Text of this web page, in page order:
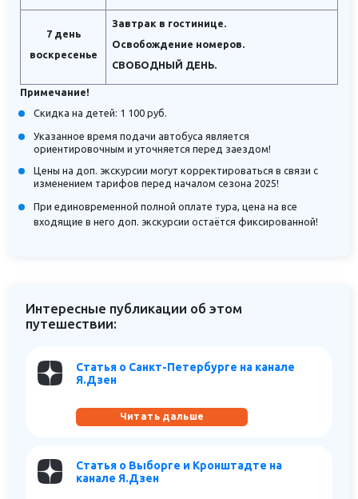
7 день
воскресенье
Завтрак в гостинице.
Освобождение номеров.
СВОБОДНЫЙ ДЕНЬ.
Примечание!
Скидка на детей: 1 100 руб.
Указанное время подачи автобуса является
ориентировочным и уточняется перед заездом!
Цены на доп. экскурсии могут корректироваться в связи с
изменением тарифов перед началом сезона 2025!
При единовременной полной оплате тура, цена на все
входящие в него доп. экскурсии остаётся фиксированной!
Интересные публикации об этом
путешествии:
Статья о Санкт-Петербурге на канале
Я.Дзен
Читать дальше
Статья о Выборге и Кронштадте на
канале Я.Дзен